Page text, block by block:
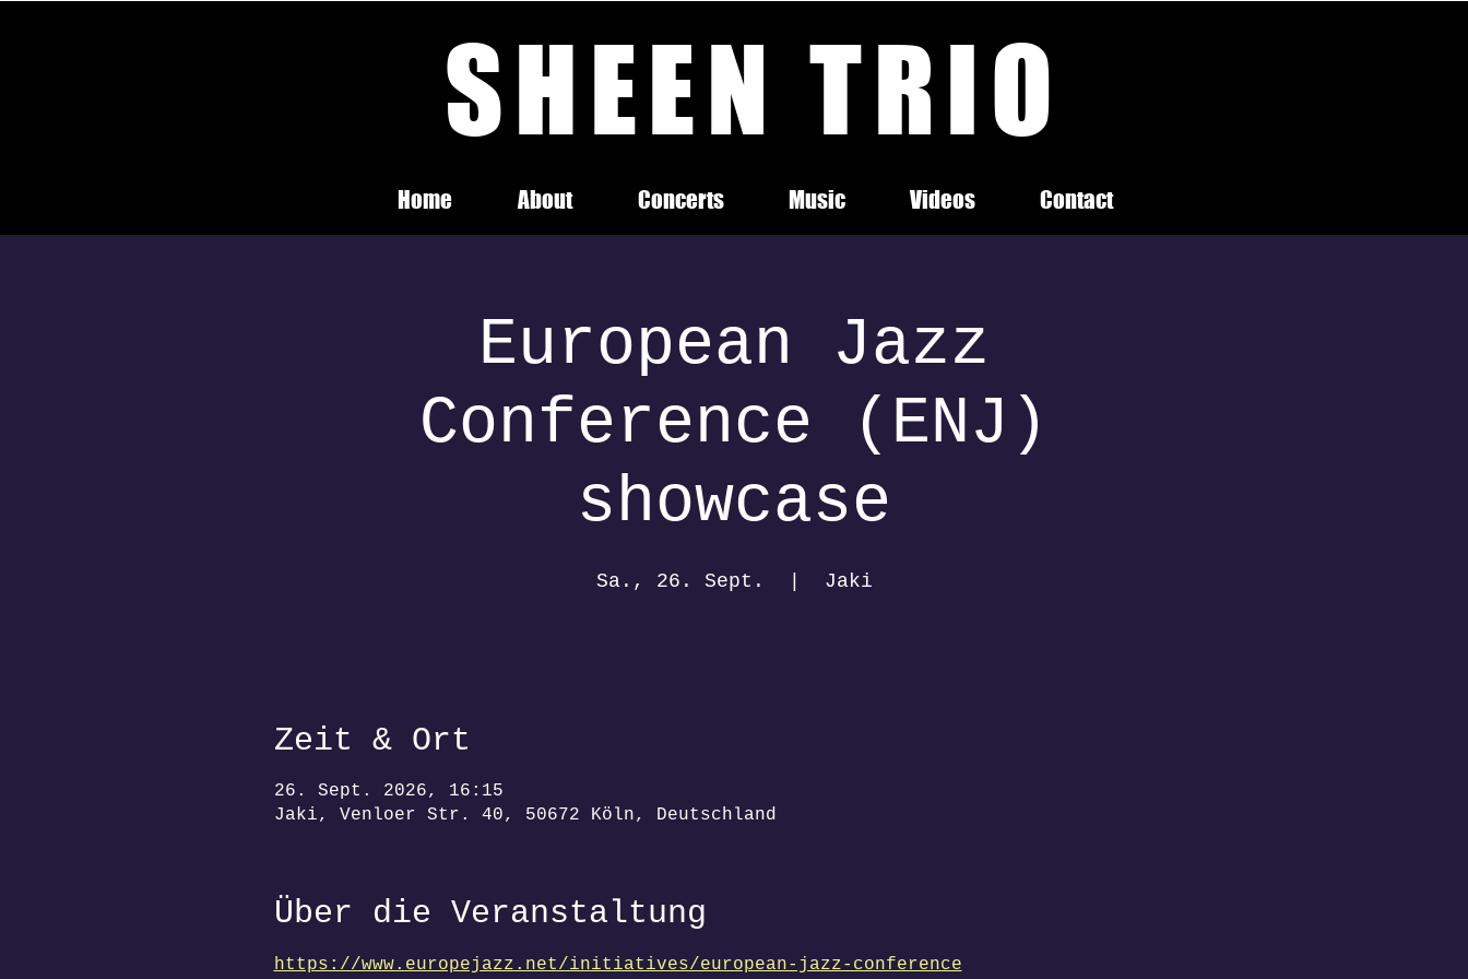
SHEEN TRIO
Home About Concerts Music Videos Contact
European Jazz
Conference (ENJ)
showcase
Sa., 26. Sept. Jaki
Zeit & Ort
26. Sept. 2026, 16:15
Jaki, Venloer Str. 40, 50672 Köln, Deutschland
Über die Veranstaltung
https://www.europejazz.net/initiatives/european-jazz-conference